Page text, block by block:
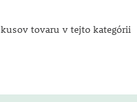
kusov tovaru v tejto kategórii